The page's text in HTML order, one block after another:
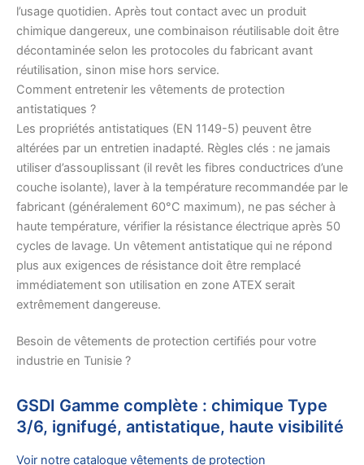
l’usage quotidien. Après tout contact avec un produit
chimique dangereux, une combinaison réutilisable doit être
décontaminée selon les protocoles du fabricant avant
réutilisation, sinon mise hors service.
Comment entretenir les vêtements de protection
antistatiques ?
Les propriétés antistatiques (EN 1149-5) peuvent être
altérées par un entretien inadapté. Règles clés : ne jamais
utiliser d’assouplissant (il revêt les fibres conductrices d’une
couche isolante), laver à la température recommandée par le
fabricant (généralement 60°C maximum), ne pas sécher à
haute température, vérifier la résistance électrique après 50
cycles de lavage. Un vêtement antistatique qui ne répond
plus aux exigences de résistance doit être remplacé
immédiatement son utilisation en zone ATEX serait
extrêmement dangereuse.
Besoin de vêtements de protection certifiés pour votre
industrie en Tunisie ?
GSDI Gamme complète : chimique Type
3/6, ignifugé, antistatique, haute visibilité
Voir notre catalogue vêtements de protection